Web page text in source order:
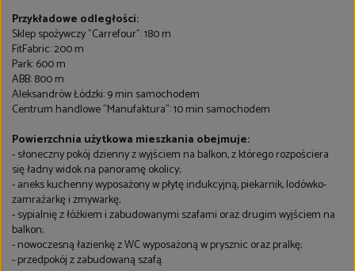
Przykładowe odległości:
Sklep spożywczy "Carrefour": 180 m
FitFabric: 200 m
Park: 600 m
ABB: 800 m
Aleksandrów Łódzki: 9 min samochodem
Centrum handlowe "Manufaktura": 10 min samochodem
Powierzchnia użytkowa mieszkania obejmuje:
- słoneczny pokój dzienny z wyjściem na balkon, z którego rozpościera
się ładny widok na panoramę okolicy;
- aneks kuchenny wyposażony w płytę indukcyjną, piekarnik, lodówko-
zamrażarkę i zmywarkę;
- sypialnię z łóżkiem i zabudowanymi szafami oraz drugim wyjściem na
balkon;
- nowoczesną łazienkę z WC wyposażoną w prysznic oraz pralkę;
- przedpokój z zabudowaną szafą.